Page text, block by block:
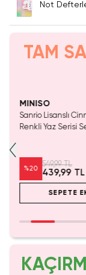
Not
TAM
MINISO
Sanrio Lisanslı
Renkli Yaz Serisi
%20
549,99 TL
439,99 TL
SEPETE